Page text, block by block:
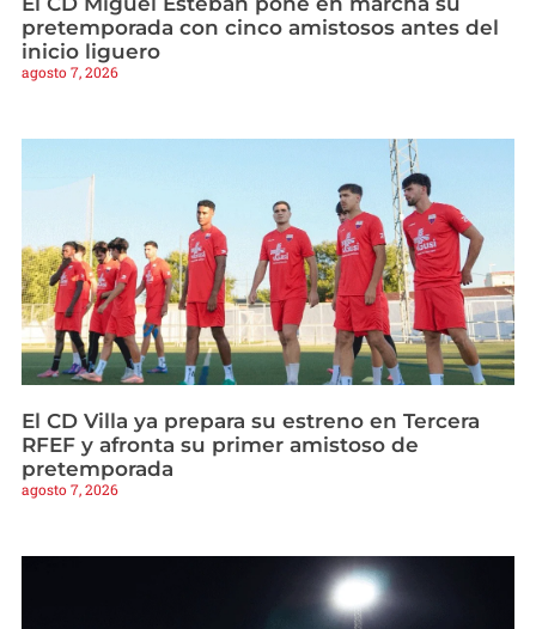
pretemporada con cinco amistosos antes del
inicio liguero
agosto 7, 2026
El CD Villa ya prepara su estreno en Tercera
RFEF y afronta su primer amistoso de
pretemporada
agosto 7, 2026